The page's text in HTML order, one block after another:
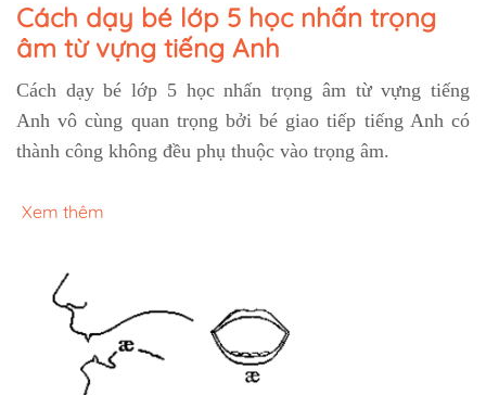
Cách dạy bé lớp 5 học nhấn trọng
âm từ vựng tiếng Anh
Cách dạy bé lớp 5 học nhấn trọng âm từ vựng tiếng
Anh vô cùng quan trọng bởi bé giao tiếp tiếng Anh có
thành công không đều phụ thuộc vào trọng âm.
Xem thêm